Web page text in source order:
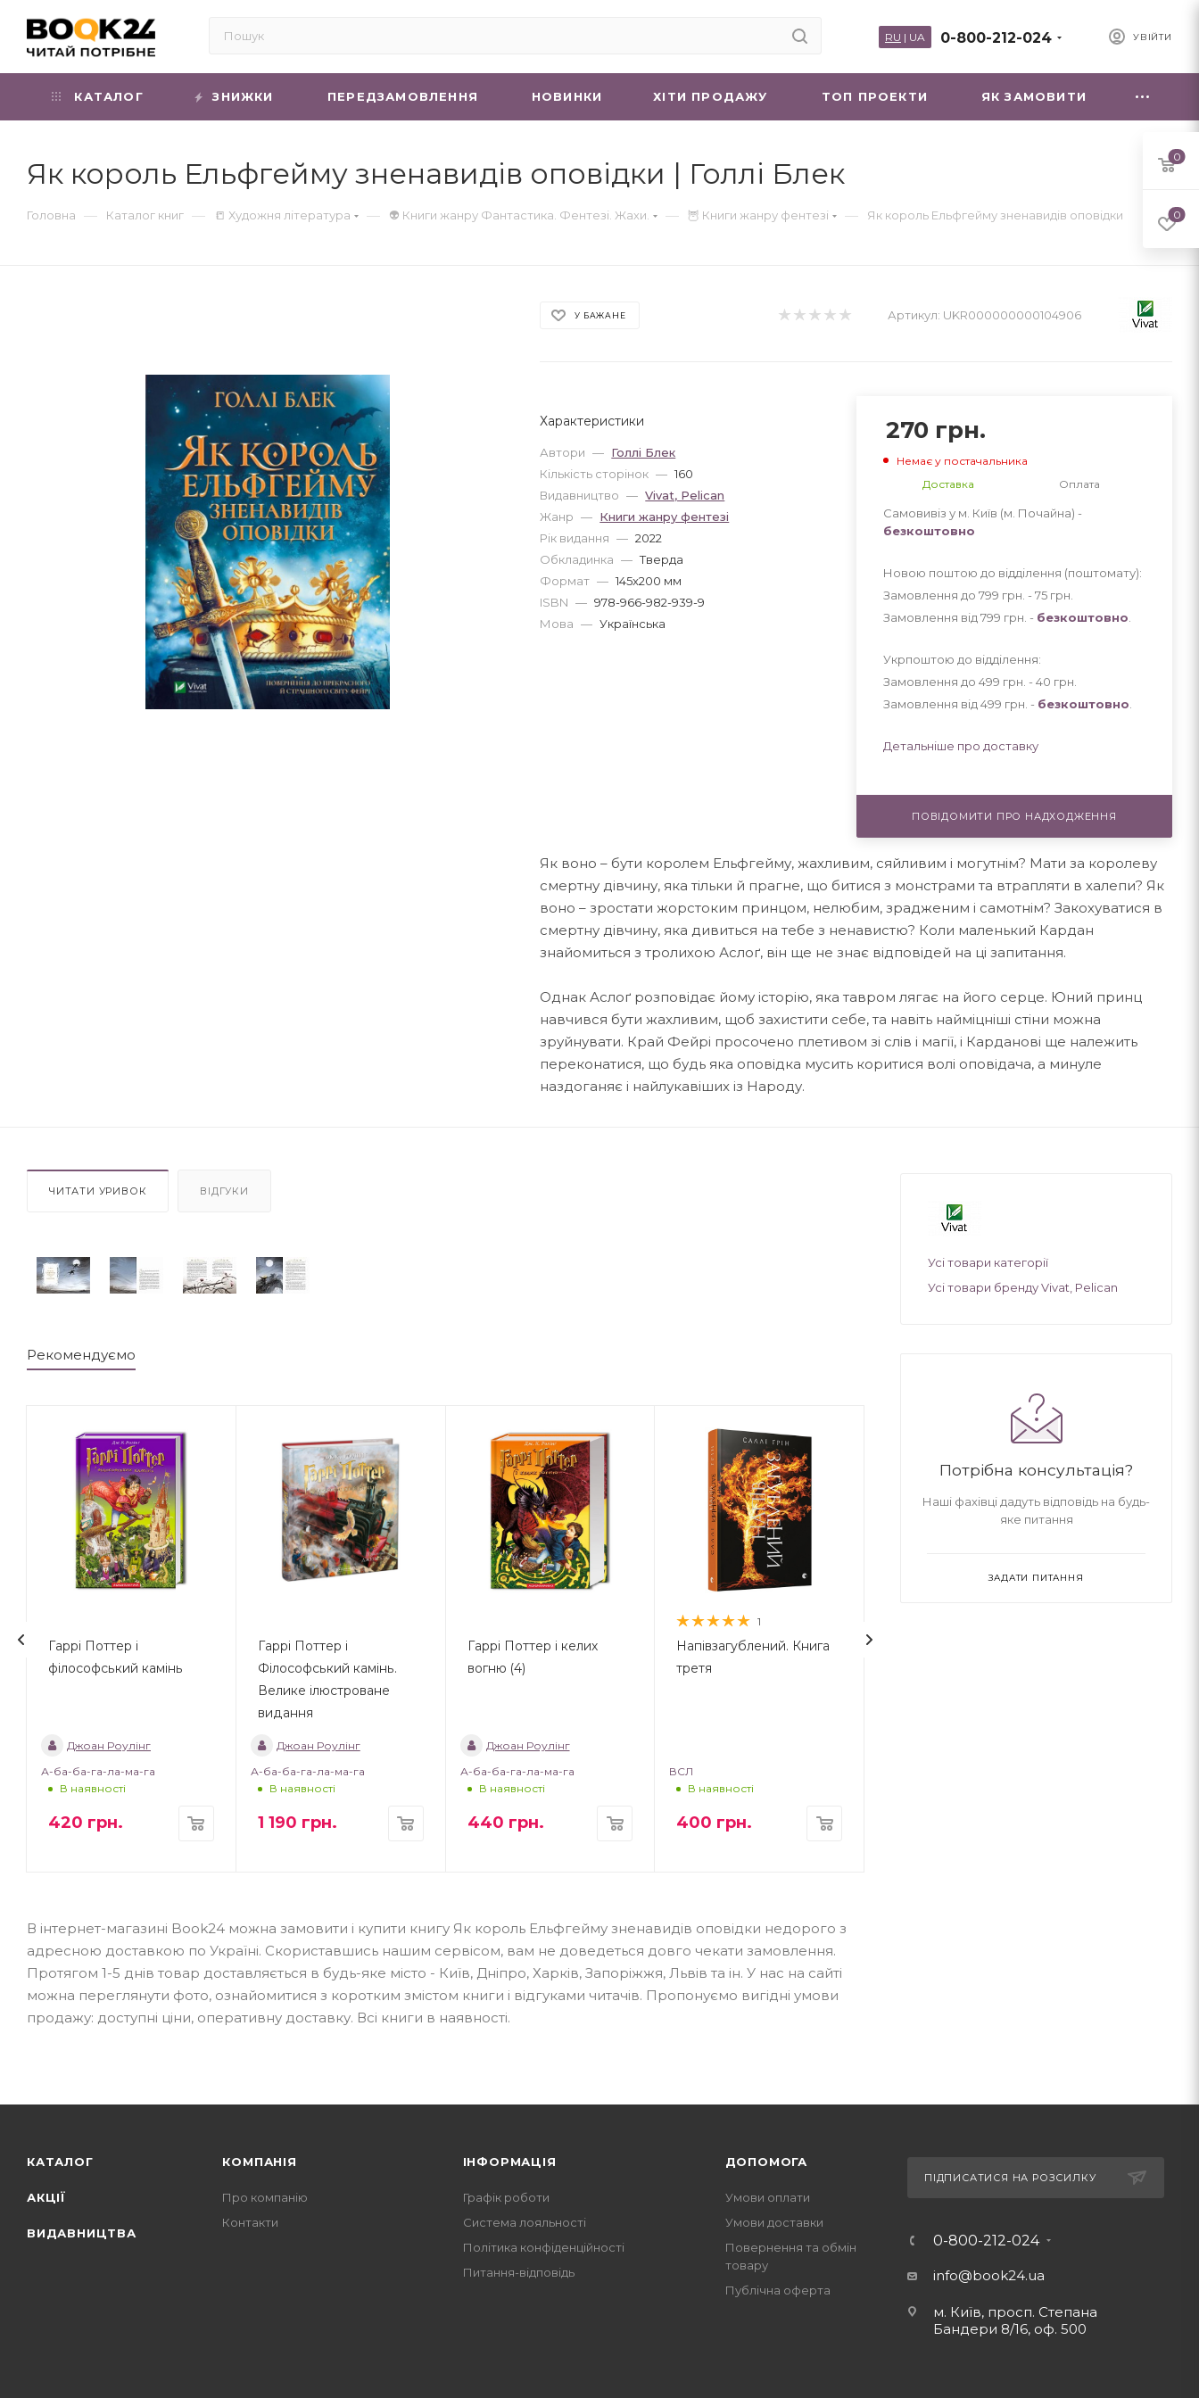
УВІЙТИ
0-800-212-024
RU | UA
КАТАЛОГ ЗНИЖКИ ПЕРЕДЗАМОВЛЕННЯ НОВИНКИ ХIТИ ПРОДАЖУ ТОП ПРОЕКТИ ЯК ЗАМОВИТИ
Як король Ельфгейму зненавидів оповідки | Голлі Блек
Головна — Каталог книг — 📒 Художня література — 👽 Книги жанру Фантастика. Фентезі. Жахи. — 🦉 Книги жанру фентезі — Як король Ельфгейму зненавидів оповідки
У БАЖАНЕ Артикул: UKR000000000104906
Характеристики
Автори — Голлі Блек
Кількість сторінок — 160
Видавництво — Vivat, Pelican
Жанр — Книги жанру фентезі
Рік видання — 2022
Обкладинка — Тверда
Формат — 145x200 мм
ISBN — 978-966-982-939-9
Мова — Українська
270 грн.
Немає у постачальника
Доставка
Оплата
Самовивіз у м. Київ (м. Почайна) -
безкоштовно
Новою поштою до відділення (поштомату):
Замовлення до 799 грн. - 75 грн
Замовлення від 799 грн. - безкоштовно
Укрпоштою до відділення:
Замовлення до 499 грн. - 40 грн
Замовлення від 499 грн. - безкоштовно
Детальніше про доставку
ПОВІДОМИТИ ПРО НАДХОДЖЕННЯ
Як воно – бути королем Ельфгейму, жахливим, сяйливим і могутнім? Мати за королеву
смертну дівчину, яка тільки й прагне, що битися з монстрами та втрапляти в халепи? Як
воно – зростати жорстоким принцом, нелюбим, зрадженим і самотнім? Закохуватися в
смертну дівчину, яка дивиться на тебе з ненавистю? Коли маленький Кардан
знайомиться з тролихою Аслоґ, він ще не знає відповідей на ці запитання.
Однак Аслоґ розповідає йому історію, яка тавром лягає на його серце. Юний принц
навчився бути жахливим, щоб захистити себе, та навіть найміцніші стіни можна
зруйнувати. Край Фейрі просочено плетивом зі слів і магії, і Карданові ще належить
переконатися, що будь яка оповідка мусить коритися волі оповідача, а минуле
наздоганяє і найлукавіших із Народу.
ЧИТАТИ УРИВОК ВІДГУКИ
Рекомендуємо
Гаррі Поттер і
філософський камінь
Джоан Роулінг
А-ба-ба-га-ла-ма-га
В наявності
420 грн.
Гаррі Поттер і
Філософський камінь.
Велике ілюстроване
видання
Джоан Роулінг
А-ба-ба-га-ла-ма-га
В наявності
1 190 грн.
Гаррі Поттер і келих
вогню (4)
Джоан Роулінг
А-ба-ба-га-ла-ма-га
В наявності
440 грн.
1
Напівзагублений. Книга
третя
ВСЛ
В наявності
400 грн.
В інтернет-магазині Book24 можна замовити і купити книгу Як король Ельфгейму зненавидів оповідки недорого з
адресною доставкою по Україні. Скориставшись нашим сервісом, вам не доведеться довго чекати замовлення.
Протягом 1-5 днів товар доставляється в будь-яке місто - Київ, Дніпро, Харків, Запоріжжя, Львів та ін. У нас на сайті
можна переглянути фото, ознайомитися з коротким змістом книги і відгуками читачів. Пропонуємо вигідні умови
продажу: доступні ціни, оперативну доставку. Всі книги в наявності.
Усі товари категорії
Усі товари бренду Vivat, Pelican
Потрібна консультація?
Наші фахівці дадуть відповідь на будь-
яке питання
ЗАДАТИ ПИТАННЯ
КАТАЛОГ
АКЦІЇ
ВИДАВНИЦТВА
КОМПАНІЯ
Про компанію
Контакти
ІНФОРМАЦІЯ
Графік роботи
Система лояльності
Політика конфіденційності
Питання-відповідь
ДОПОМОГА
Умови оплати
Умови доставки
Повернення та обмін
товару
Публічна оферта
ПІДПИСАТИСЯ НА РОЗСИЛКУ
0-800-212-024
info@book24.ua
м. Київ, просп. Степана
Бандери 8/16, оф. 500
0
0